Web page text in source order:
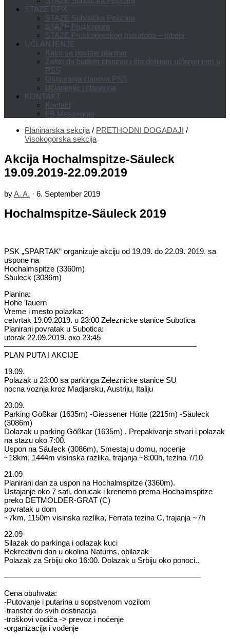
STAZE GPX
STAZE Subotička Peščara
STAZE Fruškagora
STAZE Fruskogorskog maratona – tabela
UČLANJENJE
Kako se postaje planinar
Zašto da budem planinar i šta dobijam učlanjenjem u
PSS
Osiguranja članova PSS
Učlanjenje i članarina
KONTAKT
Kontakt
FB Messenger
Planinarska sekcija / PRETHODNI DOGAĐAJI /
Visokogorska sekcija
Akcija Hochalmspitze-Säuleck
19.09.2019-22.09.2019
byA. A. · 6. September 2019
Hochalmspitze-Säuleck 2019
PSK „SPARTAK“ оrganizuje akciju od 19.09. do 22.09. 2019. sa
uspone na
Hochalmspitze (3360m)
Säuleck (3086m)
Planina:
Hohe Tauern
Vreme i mesto polazka:
cetvrtak 19.09.2019. u 23:00 Zeleznicke stanice Subotica
Planirani povratak u Subotica:
utorak 22.09.2019. oко 23:45
—————————————————————————
PLAN PUTA I AKCIJE
19.09.
Polazak u 23:00 sa parkinga Zeleznicke stanice SU
nocna voznja kroz Madjarsku, Austriju, Italiju
20.09.
Parking Gößkar (1635m) -Giessener Hütte (2215m) -Säuleck
(3086m)
Dolazak u parking Gößkar (1635m) . Prepakivanje stvari i polazak
na stazu oko 7:00.
Uspon na Säuleck (3086m), Smestaj u domu, nocenje
~18km, 1444m visinska razlika, trajanja ~8:00h, tezina 7/10
21.09
Planirani dan za uspon na Hochalmspitze (3360m).
Ustajanje oko 7 sati, dorucak i krenemo prema Hochalmspitze
preko DETMOLDER-GRAT (C)
povratak u dom
~7km, 1150m visinska razlika, Ferrata tezina C, trajanja ~7h
22.09
Silazak do parkinga i odlazak kuci
Rekreativni dan u okolina Naturns, obilazak
Polazak za Srbiju oko 16:00. Dolazak u Srbiju oko ponoci..
—————————————————————————–
Cena obuhvata:
-Putovanje i putarina u sopstvenom vozilom
-transfer do svih destinacija
-troškovi vodiča -> prevoz i noćenje
-organizacija i vođenje